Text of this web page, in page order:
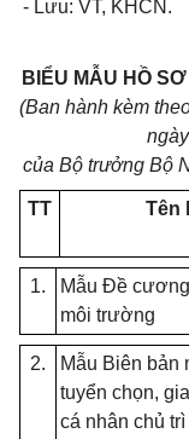
- Lưu: VT, KHCN.
BIỂU MẪU HỒ
(Ban hành kèm
của Bộ trưởng Bộ
TT Tên
1.
Mẫu Đề
môi trường
2.
Mẫu Biên bản
tuyển chọn,
cá nhân chủ